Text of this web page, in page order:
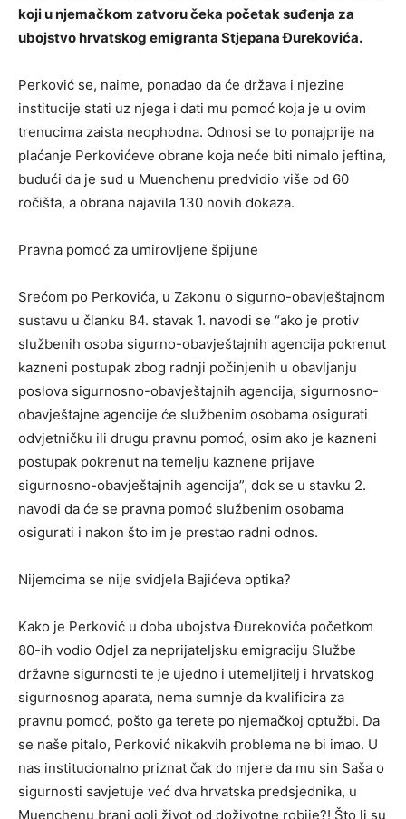
koji u njemačkom zatvoru čeka početak suđenja za
ubojstvo hrvatskog emigranta Stjepana Đurekovića.
Perković se, naime, ponadao da će država i njezine
institucije stati uz njega i dati mu pomoć koja je u ovim
trenucima zaista neophodna. Odnosi se to ponajprije na
plaćanje Perkovićeve obrane koja neće biti nimalo jeftina,
budući da je sud u Muenchenu predvidio više od 60
ročišta, a obrana najavila 130 novih dokaza.
Pravna pomoć za umirovljene špijune
Srećom po Perkovića, u Zakonu o sigurno-obavještajnom
sustavu u članku 84. stavak 1. navodi se “ako je protiv
službenih osoba sigurno-obavještajnih agencija pokrenut
kazneni postupak zbog radnji počinjenih u obavljanju
poslova sigurnosno-obavještajnih agencija, sigurnosno-
obavještajne agencije će službenim osobama osigurati
odvjetničku ili drugu pravnu pomoć, osim ako je kazneni
postupak pokrenut na temelju kaznene prijave
sigurnosno-obavještajnih agencija”, dok se u stavku 2.
navodi da će se pravna pomoć službenim osobama
osigurati i nakon što im je prestao radni odnos.
Nijemcima se nije svidjela Bajićeva optika?
Kako je Perković u doba ubojstva Đurekovića početkom
80-ih vodio Odjel za neprijateljsku emigraciju Službe
državne sigurnosti te je ujedno i utemeljitelj i hrvatskog
sigurnosnog aparata, nema sumnje da kvalificira za
pravnu pomoć, pošto ga terete po njemačkoj optužbi. Da
se naše pitalo, Perković nikakvih problema ne bi imao. U
nas institucionalno priznat čak do mjere da mu sin Saša o
sigurnosti savjetuje već dva hrvatska predsjednika, u
Muenchenu brani goli život od doživotne robije?! Što li su